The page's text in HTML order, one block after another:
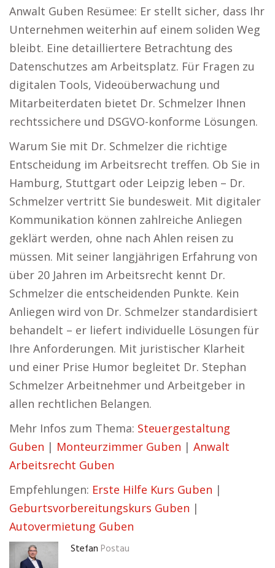
Anwalt Guben Resümee: Er stellt sicher, dass Ihr
Unternehmen weiterhin auf einem soliden Weg
bleibt. Eine detailliertere Betrachtung des
Datenschutzes am Arbeitsplatz. Für Fragen zu
digitalen Tools, Videoüberwachung und
Mitarbeiterdaten bietet Dr. Schmelzer Ihnen
rechtssichere und DSGVO-konforme Lösungen.
Warum Sie mit Dr. Schmelzer die richtige
Entscheidung im Arbeitsrecht treffen. Ob Sie in
Hamburg, Stuttgart oder Leipzig leben – Dr.
Schmelzer vertritt Sie bundesweit. Mit digitaler
Kommunikation können zahlreiche Anliegen
geklärt werden, ohne nach Ahlen reisen zu
müssen. Mit seiner langjährigen Erfahrung von
über 20 Jahren im Arbeitsrecht kennt Dr.
Schmelzer die entscheidenden Punkte. Kein
Anliegen wird von Dr. Schmelzer standardisiert
behandelt – er liefert individuelle Lösungen für
Ihre Anforderungen. Mit juristischer Klarheit
und einer Prise Humor begleitet Dr. Stephan
Schmelzer Arbeitnehmer und Arbeitgeber in
allen rechtlichen Belangen.
Mehr Infos zum Thema: Steuergestaltung
Guben | Monteurzimmer Guben | Anwalt
Arbeitsrecht Guben
Empfehlungen: Erste Hilfe Kurs Guben |
Geburtsvorbereitungskurs Guben |
Autovermietung Guben
Stefan Postau